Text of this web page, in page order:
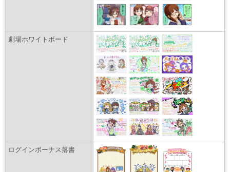
劇場ホワイトボード
ログインボーナス落書